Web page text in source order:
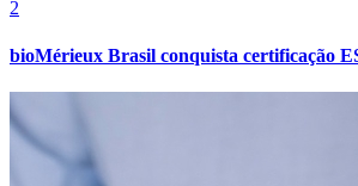
2
bioMérieux Brasil conquista certificação